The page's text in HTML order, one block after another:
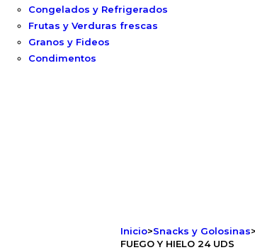
Congelados y Refrigerados
Frutas y Verduras frescas
Granos y Fideos
Condimentos
Inicio>Snacks y Golosinas>
FUEGO Y HIELO 24 UDS